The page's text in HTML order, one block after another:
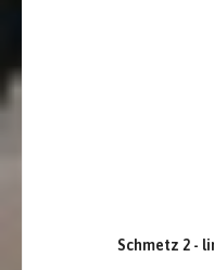
Schmetz 2 -